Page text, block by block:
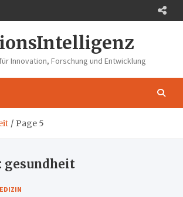
Innovation, Forschung und Entwicklung
Page 5
gesundheit